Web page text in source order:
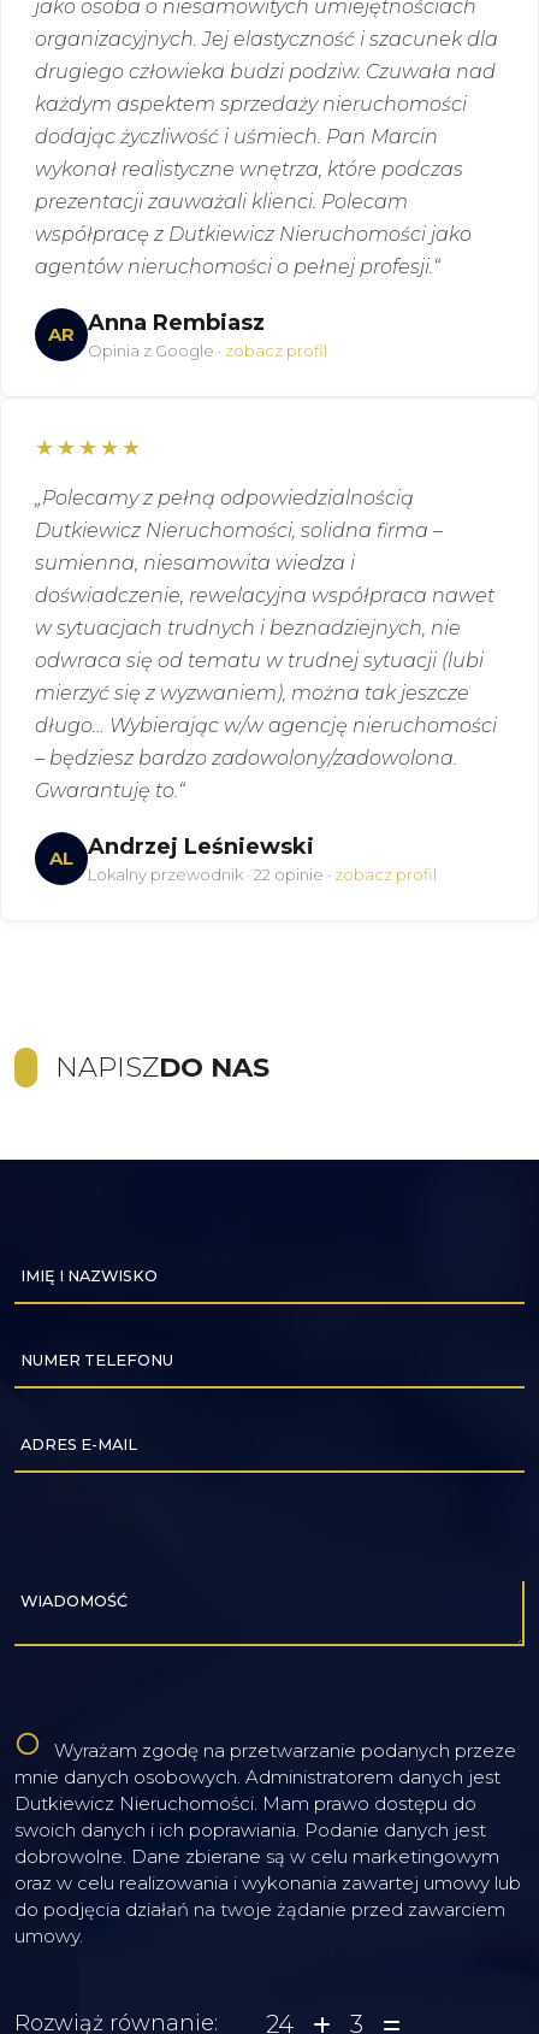
jako osoba o niesamowitych umiejętnościach
organizacyjnych. Jej elastyczność i szacunek dla
drugiego człowieka budzi podziw. Czuwała nad
każdym aspektem sprzedaży nieruchomości
dodając życzliwość i uśmiech. Pan Marcin
wykonał realistyczne wnętrza, które podczas
prezentacji zauważali klienci. Polecam
współpracę z Dutkiewicz Nieruchomości jako
agentów nieruchomości o pełnej profesji.“
AR Anna Rembiasz
Opinia z Google · zobacz profil
★★★★★
„Polecamy z pełną odpowiedzialnością
Dutkiewicz Nieruchomości, solidna firma –
sumienna, niesamowita wiedza i
doświadczenie, rewelacyjna współpraca nawet
w sytuacjach trudnych i beznadziejnych, nie
odwraca się od tematu w trudnej sytuacji (lubi
mierzyć się z wyzwaniem), można tak jeszcze
długo… Wybierając w/w agencję nieruchomości
– będziesz bardzo zadowolony/zadowolona.
Gwarantuję to.“
AL Andrzej Leśniewski
Lokalny przewodnik · 22 opinie · zobacz profil
NAPISZDO NAS
IMIĘ I NAZWISKO
NUMER TELEFONU
ADRES E-MAIL
WIADOMOŚĆ
Wyrażam zgodę na przetwarzanie podanych przeze
mnie danych osobowych. Administratorem danych jest
Dutkiewicz Nieruchomości. Mam prawo dostępu do
swoich danych i ich poprawiania. Podanie danych jest
dobrowolne. Dane zbierane są w celu marketingowym
oraz w celu realizowania i wykonania zawartej umowy lub
do podjęcia działań na twoje żądanie przed zawarciem
umowy.
Rozwiąż równanie: 24 3